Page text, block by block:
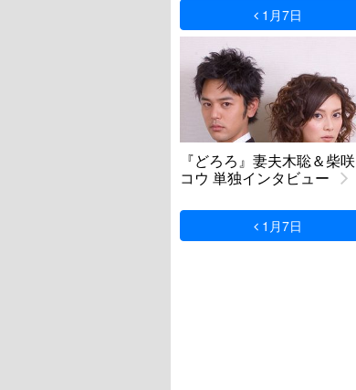
1月7日
『どろろ』妻夫木聡＆柴咲
コウ 単独インタビュー
1月7日